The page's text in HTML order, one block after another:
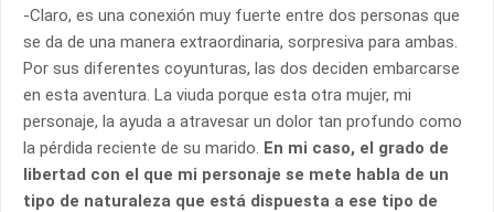
-Claro, es una conexión muy fuerte entre dos personas que
se da de una manera extraordinaria, sorpresiva para ambas.
Por sus diferentes coyunturas, las dos deciden embarcarse
en esta aventura. La viuda porque esta otra mujer, mi
personaje, la ayuda a atravesar un dolor tan profundo como
la pérdida reciente de su marido. En mi caso, el grado de
libertad con el que mi personaje se mete habla de un
tipo de naturaleza que está dispuesta a ese tipo de